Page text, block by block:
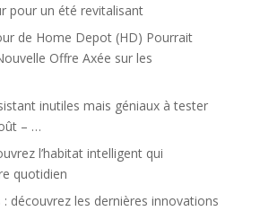
pour un été revitalisant
de Home Depot (HD) Pourrait
Offre Axée sur les
inutiles mais géniaux à tester
– …
l’habitat intelligent qui
quotidien
découvrez les dernières innovations